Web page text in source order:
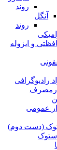
روند
آنگل
روند
و ایزوله
رادیوگرافی
عمومی
(دست دوم)